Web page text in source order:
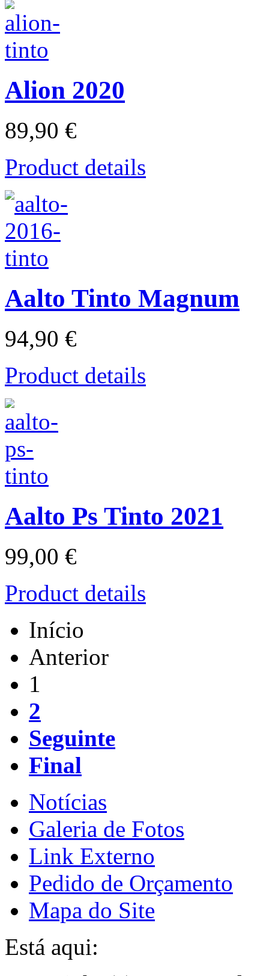
Alion 2020
89,90 €
Product details
Aalto Tinto Magnum
94,90 €
Product details
Aalto Ps Tinto 2021
99,00 €
Product details
Início
Anterior
1
2
Seguinte
Final
Notícias
Galeria de Fotos
Link Externo
Pedido de Orçamento
Mapa do Site
Está aqui: